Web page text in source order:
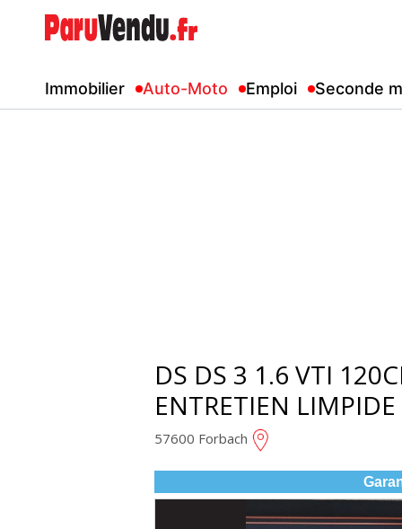
Immobilier Auto-Moto Emploi Seconde
DS DS 3 1.6 VTI
ENTRETIEN LIMPIDE
HIFI SYSTEME
57600 Forbach